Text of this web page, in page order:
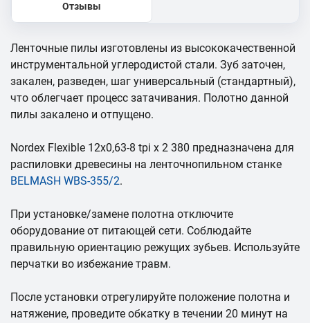
Отзывы
Ленточные пилы изготовлены из высококачественной
инструментальной углеродистой стали. Зуб заточен,
закален, разведен, шаг универсальный (стандартный),
что облегчает процесс затачивания. Полотно данной
пилы закалено и отпущено.
Nordex Flexible 12х0,63-8 tpi x 2 380 предназначена для
распиловки древесины на ленточнопильном станке
BELMASH WBS-355/2.
При установке/замене полотна отключите
оборудование от питающей сети. Соблюдайте
правильную ориентацию режущих зубьев. Используйте
перчатки во избежание травм.
После установки отрегулируйте положение полотна и
натяжение, проведите обкатку в течении 20 минут на